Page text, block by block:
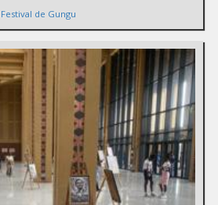
Festival de Gungu